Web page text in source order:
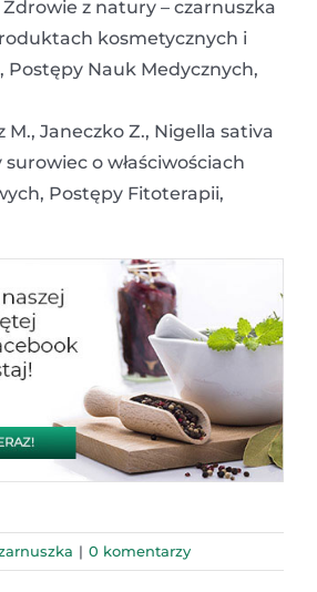
Zdrowie z natury – czarnuszka
kosmetycznych i
Postępy Nauk Medycznych,
M., Janeczko Z., Nigella sativa
surowiec o właściwościach
Postępy Fitoterapii,
| 0 komentarzy